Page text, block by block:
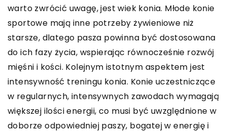
warto zwrócić uwagę, jest wiek konia. Młode konie
sportowe mają inne potrzeby żywieniowe niż
starsze, dlatego pasza powinna być dostosowana
do ich fazy życia, wspierając równocześnie rozwój
mięśni i kości. Kolejnym istotnym aspektem jest
intensywność treningu konia. Konie uczestniczące
w regularnych, intensywnych zawodach wymagają
większej ilości energii, co musi być uwzględnione w
doborze odpowiedniej paszy, bogatej w energię i